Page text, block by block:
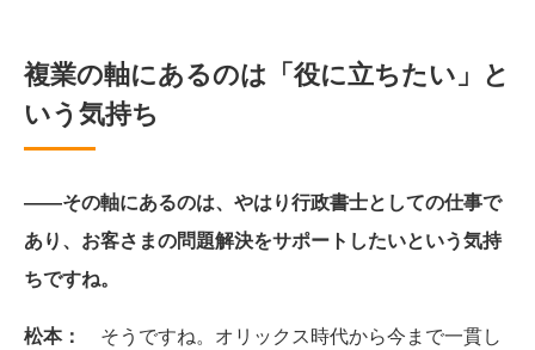
複業の軸にあるのは「役に立ちたい」と
いう気持ち
――その軸にあるのは、やはり行政書士としての仕事で
あり、お客さまの問題解決をサポートしたいという気持
ちですね。
松本：
そうですね。オリックス時代から今まで一貫し